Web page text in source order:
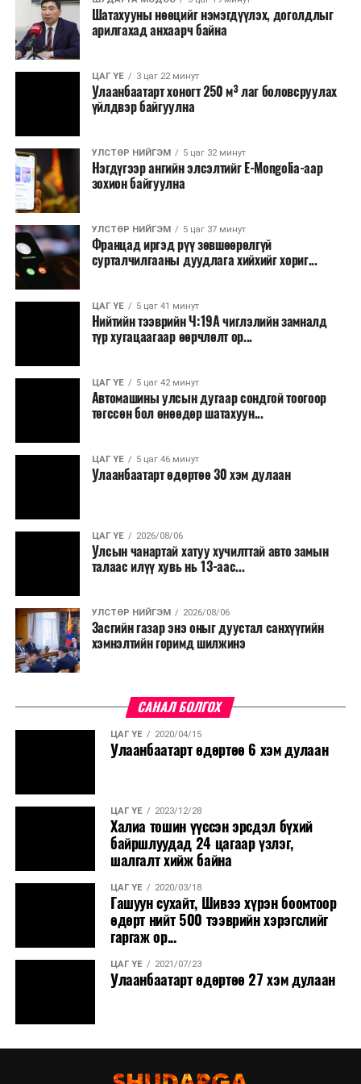
Шатахууны нөөцийг нэмэгдүүлэх, доголдлыг
арилгахад анхаарч байна
ЦАГ ҮЕ 3 цаг 22 минут
Улаанбаатарт хоногт 250 м³ лаг боловсруулах
үйлдвэр байгуулна
УЛСТӨР НИЙГЭМ 5 цаг 32 минут
Нэгдүгээр ангийн элсэлтийг E-Mongolia-аар
зохион байгуулна
УЛСТӨР НИЙГЭМ 5 цаг 37 минут
Францад иргэд рүү зөвшөөрөлгүй
сурталчилгааны дуудлага хийхийг хориг...
ЦАГ ҮЕ 5 цаг 41 минут
Нийтийн тээврийн Ч:19А чиглэлийн замналд
түр хугацаагаар өөрчлөлт ор...
ЦАГ ҮЕ 5 цаг 42 минут
Автомашины улсын дугаар сондгой тоогоор
төгссөн бол өнөөдөр шатахуун...
ЦАГ ҮЕ 5 цаг 46 минут
Улаанбаатарт өдөртөө 30 хэм дулаан
ЦАГ ҮЕ 2026/08/06
Улсын чанартай хатуу хучилттай авто замын
талаас илүү хувь нь 13-аас...
УЛСТӨР НИЙГЭМ 2026/08/06
Засгийн газар энэ оныг дуустал санхүүгийн
хэмнэлтийн горимд шилжинэ
САНАЛ БОЛГОХ
ЦАГ ҮЕ 2020/04/15
Улаанбаатарт өдөртөө 6 хэм дулаан
ЦАГ ҮЕ 2023/12/28
Халиа тошин үүссэн эрсдэл бүхий
байршлуудад 24 цагаар үзлэг,
шалгалт хийж байна
ЦАГ ҮЕ 2020/03/18
Гашуун сухайт, Шивээ хүрэн боомтоор
өдөрт нийт 500 тээврийн хэрэгслийг
гаргаж ор...
ЦАГ ҮЕ 2021/07/23
Улаанбаатарт өдөртөө 27 хэм дулаан